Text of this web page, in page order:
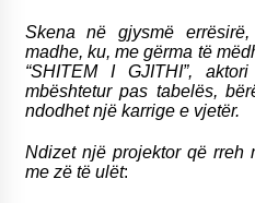
– ËNGJËLL HASIMAJ – “KUJTIMET E MIA PËR
KALLARATIN SI MËSUES I
EDHE SI NJË BANOR I
12/09/2025
Gazeta Kallarati nr. 114
06/02/2025
Skena në gjysmë
madhe, ku, me gërma të
“SHITEM I GJITHI”,
mbështetur pas tabelës,
ndodhet një karrige e vjetër.
Ndizet një projektor që rreh
me zë të ulët: